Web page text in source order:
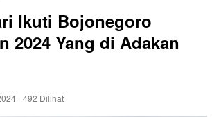
Ikuti Bojonegoro
2024 Yang di Adakan
492 Dilihat